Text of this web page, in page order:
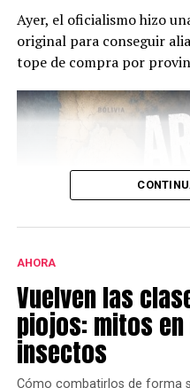
Ayer, el oficialismo hizo
original para conseguir
tope de compra por
AHORA
Vuelven las
piojos: mitos
insectos
Cómo combatirlos de forma